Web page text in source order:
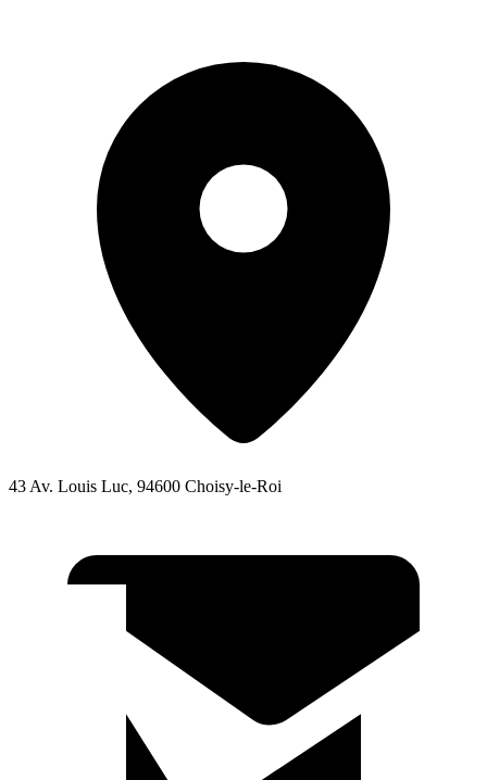
43 Av. Louis Luc, 94600 Choisy-le-Roi